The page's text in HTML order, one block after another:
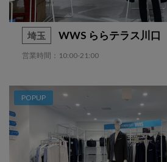
埼玉 WWS ららテラス川口
営業時間：10:00-21:00
POPUP